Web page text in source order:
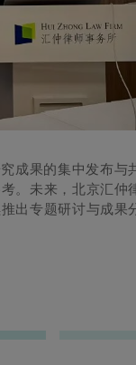
成果的集中发布与
。未来，北京汇仲
出专题研讨与成果